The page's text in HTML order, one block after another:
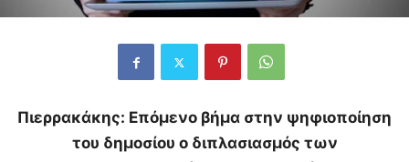
Πιερρακάκης: Επόμενο βήμα στην ψηφιοποίηση
του δημοσίου ο διπλασιασμός των